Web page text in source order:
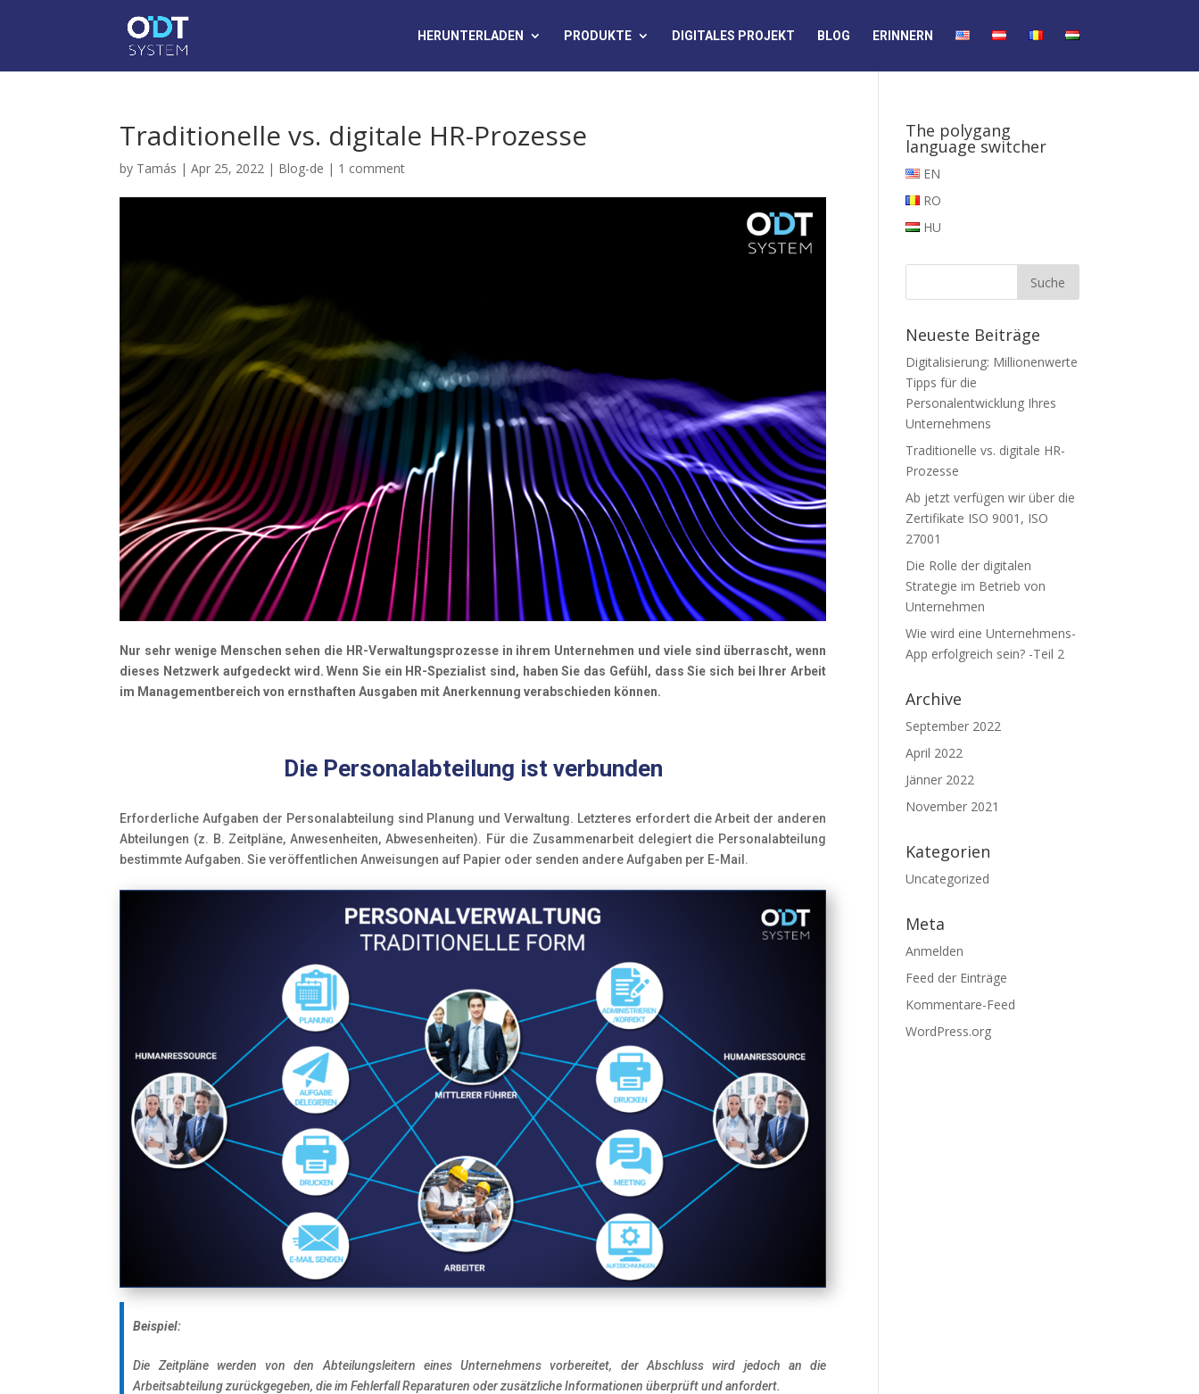
HERUNTERLADEN PRODUKTE DIGITALES PROJEKT BLOG ERINNERN
Traditionelle vs. digitale HR-Prozesse
by Tamás |Apr 25, 2022 | Blog-de | 1 comment
Nur sehr wenige Menschen sehen die HR-Verwaltungsprozesse in ihrem Unternehmen und viele sind überrascht, wenn
dieses Netzwerk aufgedeckt wird. Wenn Sie ein HR-Spezialist sind, haben Sie das Gefühl, dass Sie sich bei Ihrer Arbeit
im Managementbereich von ernsthaften Ausgaben mit Anerkennung verabschieden können.
Die Personalabteilung ist verbunden
Erforderliche Aufgaben der Personalabteilung sind Planung und Verwaltung. Letzteres erfordert die Arbeit der anderen
Abteilungen (z. B. Zeitpläne, Anwesenheiten, Abwesenheiten). Für die Zusammenarbeit delegiert die Personalabteilung
bestimmte Aufgaben. Sie veröffentlichen Anweisungen auf Papier oder senden andere Aufgaben per E-Mail.
Beispiel:
Die Zeitpläne werden von den Abteilungsleitern eines Unternehmens vorbereitet, der Abschluss wird jedoch an die
Arbeitsabteilung zurückgegeben, die im Fehlerfall Reparaturen oder zusätzliche Informationen überprüft und anfordert.
The polygang
language switcher
EN
RO
HU
Neueste Beiträge
Digitalisierung: Millionenwerte
Tipps für die
Personalentwicklung Ihres
Unternehmens
Traditionelle vs. digitale HR-
Prozesse
Ab jetzt verfügen wir über die
Zertifikate ISO 9001, ISO
27001
Die Rolle der digitalen
Strategie im Betrieb von
Unternehmen
Wie wird eine Unternehmens-
App erfolgreich sein? -Teil 2
Archive
September 2022
April 2022
Jänner 2022
November 2021
Kategorien
Uncategorized
Meta
Anmelden
Feed der Einträge
Kommentare-Feed
WordPress.org